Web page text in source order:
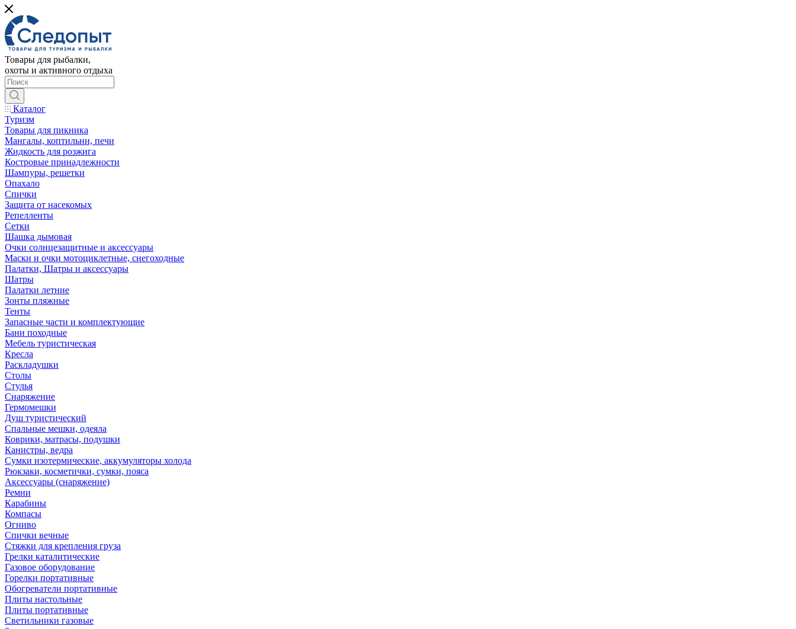
Товары для рыбалки,
охоты и активного отдыха
Каталог
Туризм
Товары для пикника
Мангалы, коптильни, печи
Жидкость для розжига
Костровые принадлежности
Шампуры, решетки
Опахало
Спички
Защита от насекомых
Репелленты
Сетки
Шашка дымовая
Очки солнцезащитные и аксессуары
Маски и очки мотоциклетные, снегоходные
Палатки, Шатры и аксессуары
Шатры
Палатки летние
Зонты пляжные
Тенты
Запасные части и комплектующие
Бани походные
Мебель туристическая
Кресла
Раскладушки
Столы
Стулья
Снаряжение
Гермомешки
Душ туристический
Спальные мешки, одеяла
Коврики, матрасы, подушки
Канистры, ведра
Сумки изотермические, аккумуляторы холода
Рюкзаки, косметички, сумки, пояса
Аксессуары (снаряжение)
Ремни
Карабины
Компасы
Огниво
Спички вечные
Стяжки для крепления груза
Грелки каталитические
Газовое оборудование
Горелки портативные
Обогреватели портативные
Плиты настольные
Плиты портативные
Светильники газовые